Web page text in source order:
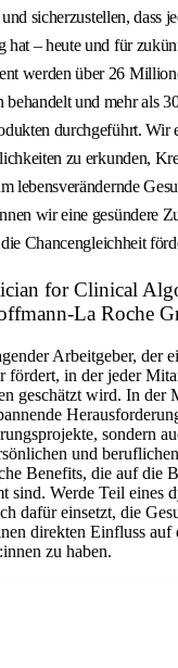
sicherzustellen, dass
hat – heute und für
werden über 26
behandelt und mehr als
durchgeführt. Wir
zu erkunden,
lebensverändernde
wir eine gesündere
Chancengleichheit
for Clinical
La Roche
Arbeitgeber, der
fördert, in der jeder
geschätzt wird. In der
sondern
und
Benefits, die auf die
sind. Werde Teil eines
dafür einsetzt, die
direkten Einfluss auf
zu haben.